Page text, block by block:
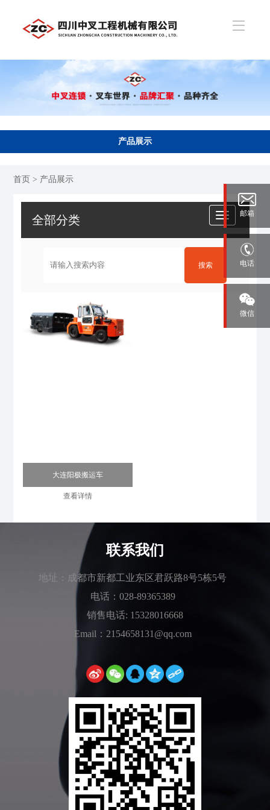
产品展示
首页 > 产品展示
全部分类
搜索
大连阳极搬运车
查看详情
联系我们
地址：成都市新都工业东区君跃路8号5栋5号
电话：028-89365389
销售电话: 15328016668
Email：2154658131@qq.com
邮箱
电话
微信